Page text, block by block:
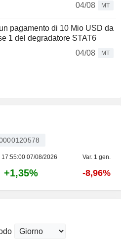
04/08
MT
pagamento di 10 Mio USD da
1 del degradatore STAT6
04/08
MT
17:55:00 07/08/2026 Var. 1 gen.
+1,35% -8,96%